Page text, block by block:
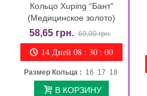
Кольцо Xuping “Бант”
(Медицинское золото)
58,65 грн. 69,00 грн.
14 Дней 08 : 29 : 58
Размер Кольца : 16 17 18
В КОРЗИНУ